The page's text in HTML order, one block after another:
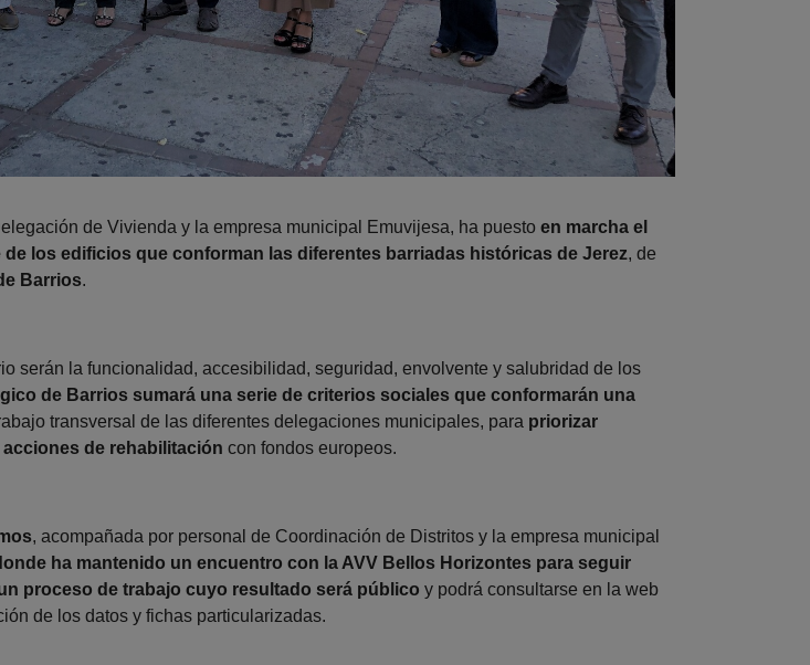
de Vivienda y la empresa municipal Emuvijesa, ha puesto en marcha el
los edificios que conforman las diferentes barriadas históricas de Jerez, de
Barrios.
serán la funcionalidad, accesibilidad, seguridad, envolvente y salubridad de los
de Barrios sumará una serie de criterios sociales que conformarán una
transversal de las diferentes delegaciones municipales, para priorizar
de rehabilitación con fondos europeos.
, acompañada por personal de Coordinación de Distritos y la empresa municipal
ha mantenido un encuentro con la AVV Bellos Horizontes para seguir
proceso de trabajo cuyo resultado será público y podrá consultarse en la web
de los datos y fichas particularizadas.